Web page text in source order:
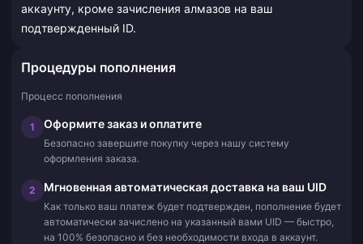
аккаунту, кроме зачисления алмазов на ваш
подтвержденный ID.
Процедуры пополнения
Процесс пополнения
1 Оформите заказ и оплатите
Безопасно завершите покупку через нашу систему
оформления заказа.
2 Мгновенная автоматическая доставка на ваш UID
Как только ваш платеж будет подтвержден, пополнение будет
автоматически зачислено на указанный вами UID — быстро,
на 100% безопасно и без необходимости входа в аккаунт.